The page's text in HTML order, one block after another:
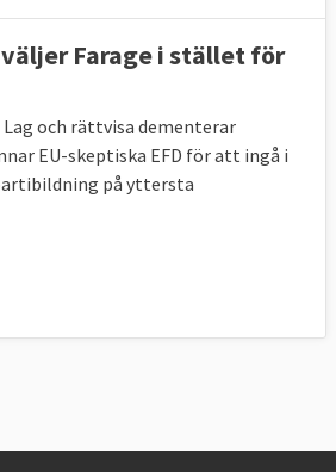
Farage i stället för
och rättvisa dementerar
EU-skeptiska EFD för att ingå i
på yttersta